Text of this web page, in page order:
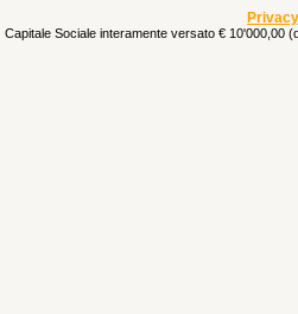
Capitale Sociale interamente versato € 10'000,00